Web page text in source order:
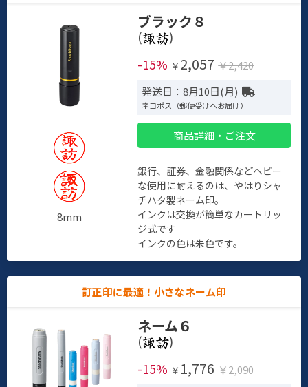
8mm
ブラック８
(
)
-15% ￥ 2,057 ￥2,420
発送日：8月10日(月)
ネコポス（郵便受けへお届け）
商品詳細・ご注文
銀行、証券、金融関係などヘビー
な使用に耐えるのは、やはりシャ
チハタ製ネーム印。
インクは交換が簡単なカートリッ
ジ式です
インクの色は朱色です。
訂正印に最適！小さなネーム印
ネーム６
(
)
-15% ￥ 1,776 ￥2,090